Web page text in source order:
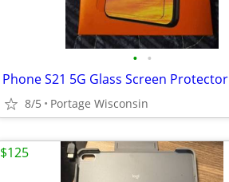
• •
Phone S21 5G Glass Screen Protector
8/5 Portage Wisconsin
$125